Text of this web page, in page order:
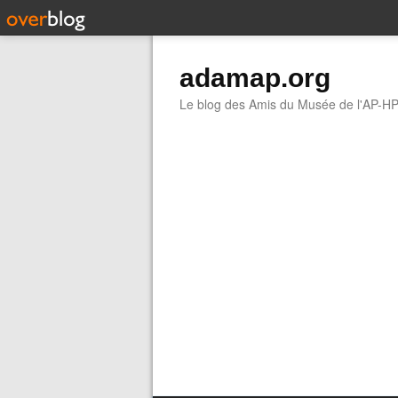
adamap.org
Le blog des Amis du Musée de l'AP-HP